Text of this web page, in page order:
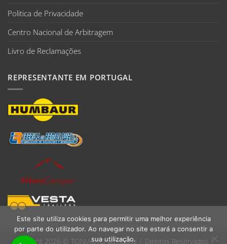
Politica de Privacidade
Centro Nacional de Arbitragem
Livro de Reclamações
REPRESENTANTE EM PORTUGAL
Copyright 2026 © TONIAUTO atrelados | Direitos Reservados |
Este site utiliza cookies para permitir uma melhor experiência
por parte do utilizador. Ao navegar no site estará a consentir a
sua utilização.